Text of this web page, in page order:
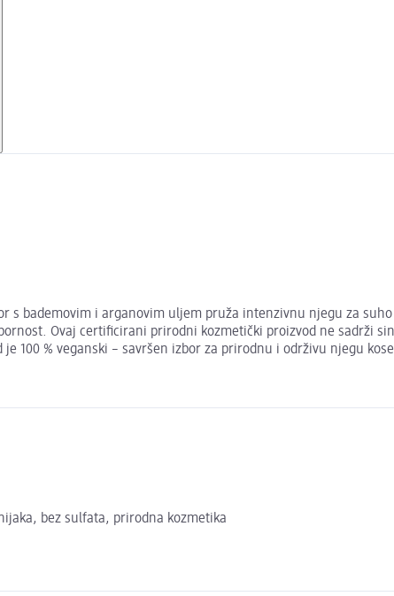
s bademovim i arganovim uljem pruža intenzivnu njegu za
Ovaj certificirani prirodni kozmetički proizvod ne sadrži
100 % veganski – savršen izbor za prirodnu i održivu njegu
bez sulfata, prirodna kozmetika